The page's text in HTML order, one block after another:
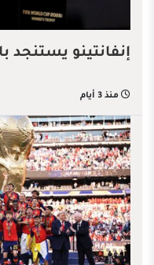
إنفانتينو يستنجد
منذ 3 أيام